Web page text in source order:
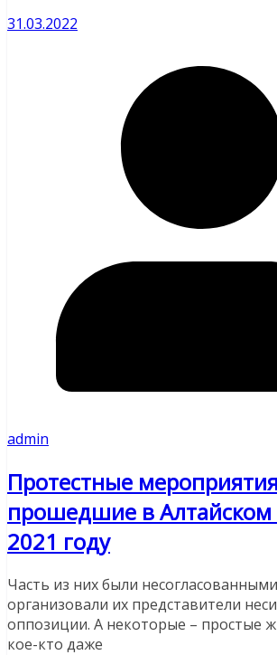
31.03.2022
admin
Протестные мероприятия
прошедшие в Алтайском
2021 году
Часть из них были
организовали их представители
оппозиции. А некоторые – простые
кое-кто даже